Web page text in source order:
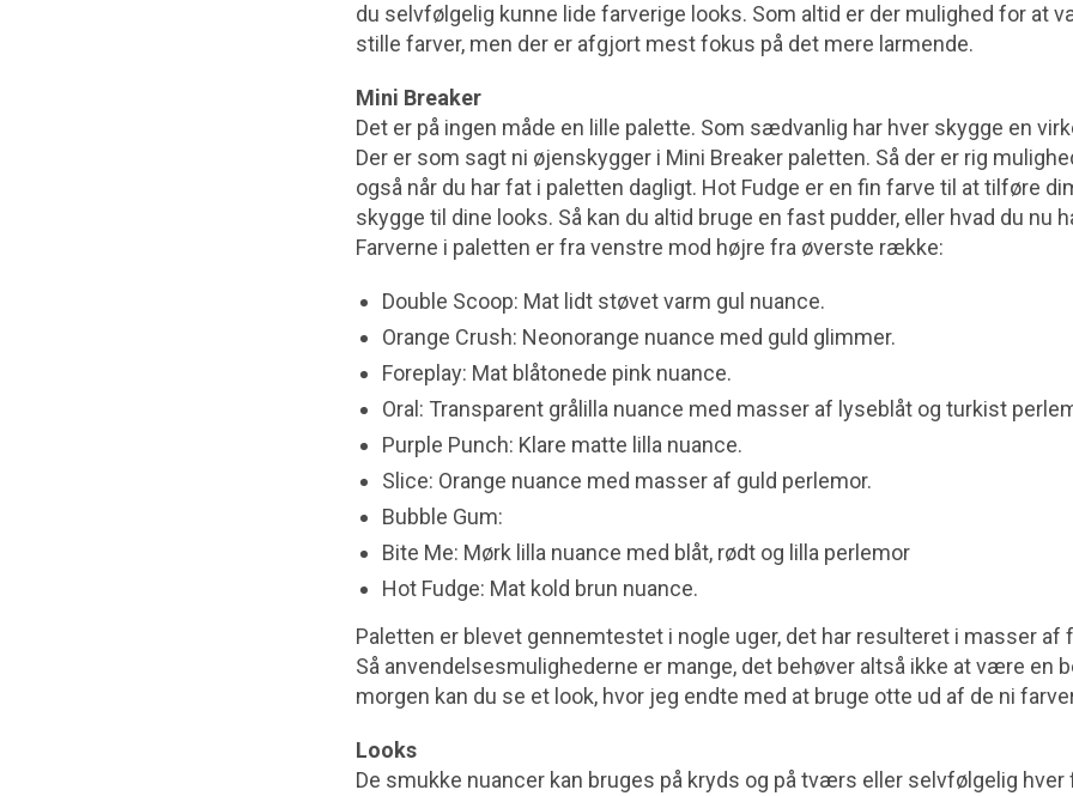
du selvfølgelig kunne lide farverige looks. Som altid er der mulighed for at
stille farver, men der er afgjort mest fokus på det mere larmende.
Mini Breaker
Det er på ingen måde en lille palette. Som sædvanlig har hver skygge en
Der er som sagt ni øjenskygger i Mini Breaker paletten. Så der er rig
også når du har fat i paletten dagligt. Hot Fudge er en fin farve til at tilføre
skygge til dine looks. Så kan du altid bruge en fast pudder, eller hvad du nu
Farverne i paletten er fra venstre mod højre fra øverste række:
Double Scoop: Mat lidt støvet varm gul nuance.
Orange Crush: Neonorange nuance med guld glimmer.
Foreplay: Mat blåtonede pink nuance.
Oral: Transparent grålilla nuance med masser af lyseblåt og turkist
Purple Punch: Klare matte lilla nuance.
Slice: Orange nuance med masser af guld perlemor.
Bubble Gum:
Bite Me: Mørk lilla nuance med blåt, rødt og lilla perlemor
Hot Fudge: Mat kold brun nuance.
Paletten er blevet gennemtestet i nogle uger, det har resulteret i masser af
Så anvendelsesmulighederne er mange, det behøver altså ikke at være en
morgen kan du se et look, hvor jeg endte med at bruge otte ud af de ni
Looks
De smukke nuancer kan bruges på kryds og på tværs eller selvfølgelig hver